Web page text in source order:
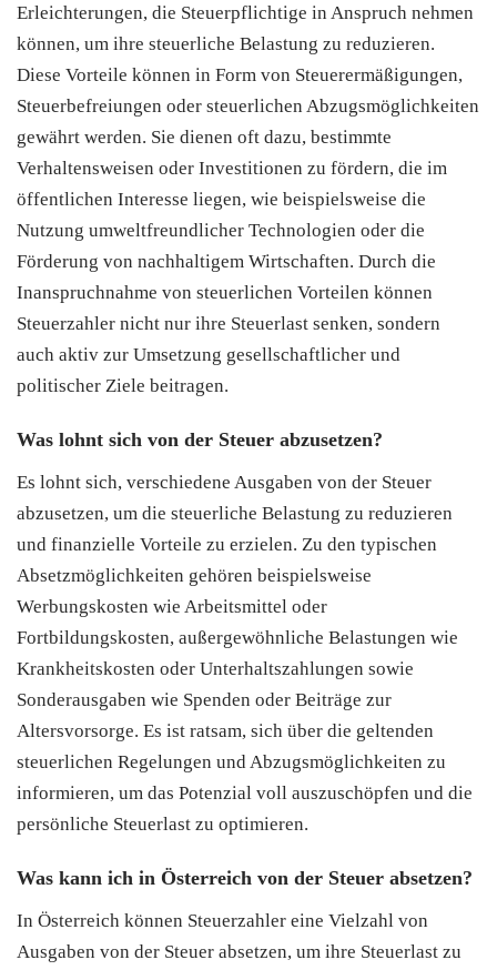
Erleichterungen, die Steuerpflichtige in Anspruch nehmen
können, um ihre steuerliche Belastung zu reduzieren.
Diese Vorteile können in Form von Steuerermäßigungen,
Steuerbefreiungen oder steuerlichen Abzugsmöglichkeiten
gewährt werden. Sie dienen oft dazu, bestimmte
Verhaltensweisen oder Investitionen zu fördern, die im
öffentlichen Interesse liegen, wie beispielsweise die
Nutzung umweltfreundlicher Technologien oder die
Förderung von nachhaltigem Wirtschaften. Durch die
Inanspruchnahme von steuerlichen Vorteilen können
Steuerzahler nicht nur ihre Steuerlast senken, sondern
auch aktiv zur Umsetzung gesellschaftlicher und
politischer Ziele beitragen.
Was lohnt sich von der Steuer abzusetzen?
Es lohnt sich, verschiedene Ausgaben von der Steuer
abzusetzen, um die steuerliche Belastung zu reduzieren
und finanzielle Vorteile zu erzielen. Zu den typischen
Absetzmöglichkeiten gehören beispielsweise
Werbungskosten wie Arbeitsmittel oder
Fortbildungskosten, außergewöhnliche Belastungen wie
Krankheitskosten oder Unterhaltszahlungen sowie
Sonderausgaben wie Spenden oder Beiträge zur
Altersvorsorge. Es ist ratsam, sich über die geltenden
steuerlichen Regelungen und Abzugsmöglichkeiten zu
informieren, um das Potenzial voll auszuschöpfen und die
persönliche Steuerlast zu optimieren.
Was kann ich in Österreich von der Steuer absetzen?
In Österreich können Steuerzahler eine Vielzahl von
Ausgaben von der Steuer absetzen, um ihre Steuerlast zu